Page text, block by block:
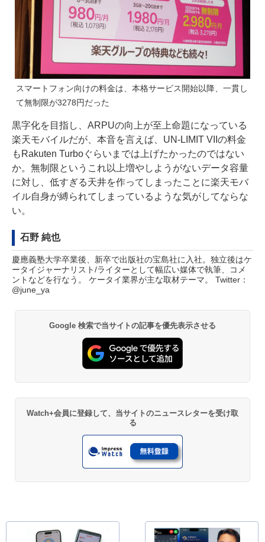
スマートフォン向けの料金は、本格サービス開始以降、一貫し
て無制限が3278円だった
黒字化を目指し、ARPUの向上が至上命題になっている
楽天モバイルだが、本音を言えば、UN-LIMIT VIIの料金
もRakuten Turboぐらいまでは上げたかったのではない
か。無制限というこれ以上増やしようがないデータ容量
に対し、低すぎる天井を作ってしまったことに楽天モバ
イル自身が縛られてしまっているような気がしてならな
い。
石野 純也
慶應義塾大学卒業後、新卒で出版社の宝島社に入社。独立後はケ
ータイジャーナリスト/ライターとして幅広い媒体で執筆、コメ
ントなどを行なう。 ケータイ業界が主な取材テーマ。 Twitter：
@june_ya
Google 検索で当サイトの記事を優先表示させる
Watch+会員に登録して、当サイトのニュースレターを受け取
る